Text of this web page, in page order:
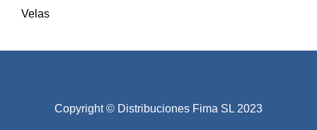
Velas
Copyright © Distribuciones Fima SL 2023